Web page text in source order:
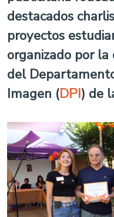
destacados
proyectos
organizado por la
del
Imagen (DPI) de